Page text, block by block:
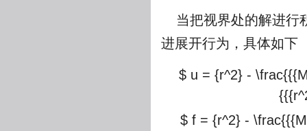
当把视界处的解进行
进展开行为，具体如下
$ u = {r^2} -
$ f = {r^2} -